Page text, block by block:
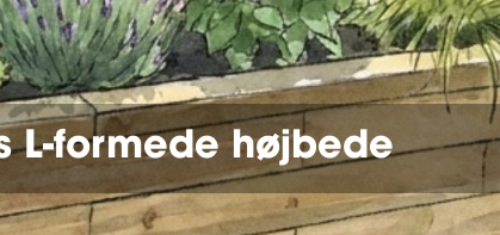
L-formede højbede